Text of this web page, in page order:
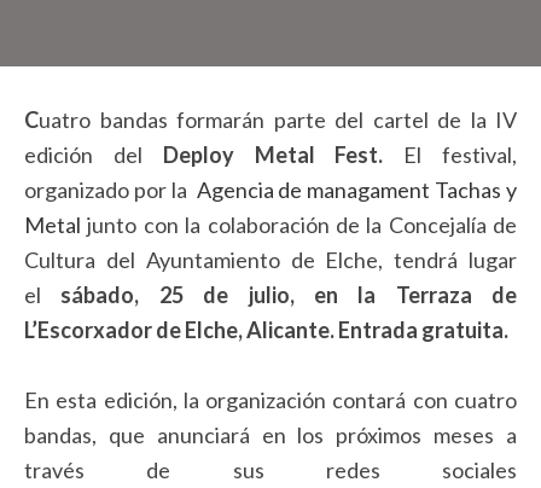
Cuatro bandas formarán parte del cartel de la IV
edición del Deploy Metal Fest. El festival,
organizado por la Agencia de managament Tachas y
Metal junto con la colaboración de la Concejalía de
Cultura del Ayuntamiento de Elche, tendrá lugar
el sábado, 25 de julio, en la Terraza de
L’Escorxador de Elche, Alicante. Entrada gratuita.
En esta edición, la organización contará con cuatro
bandas, que anunciará en los próximos meses a
través de sus redes sociales